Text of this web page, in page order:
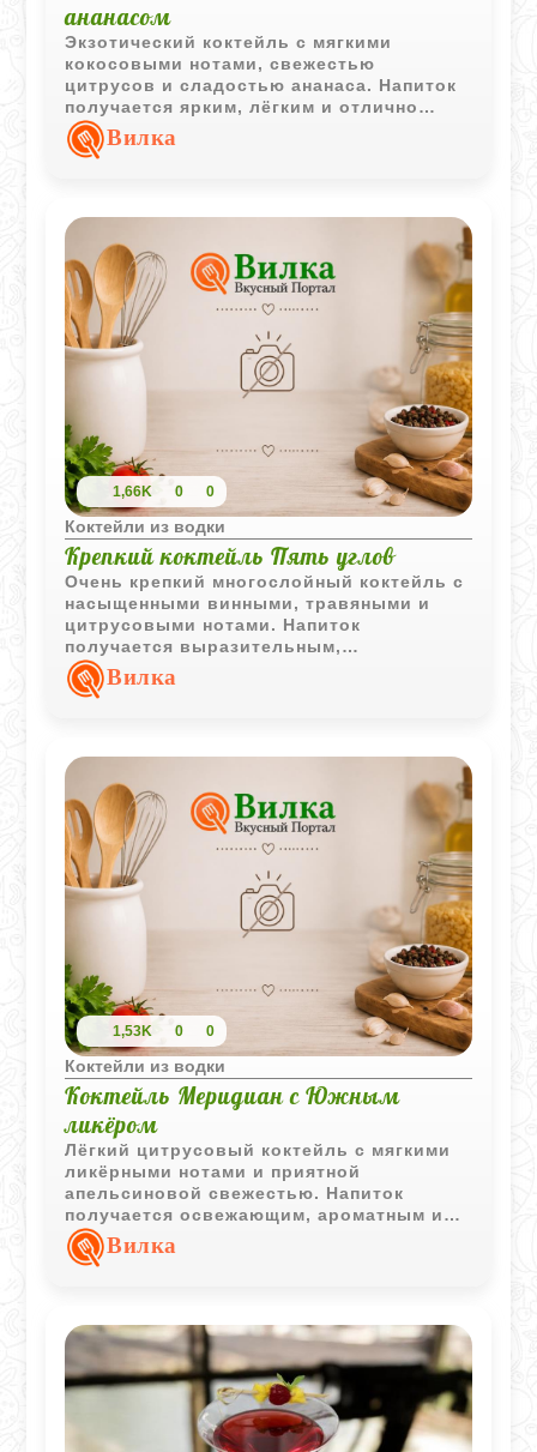
ананасом
Экзотический коктейль с мягкими
кокосовыми нотами, свежестью
цитрусов и сладостью ананаса. Напиток
получается ярким, лёгким и отлично
подходит для летней подачи.
Вилка
1,66K 0 0
Коктейли из водки
Крепкий коктейль Пять углов
Очень крепкий многослойный коктейль с
насыщенными винными, травяными и
цитрусовыми нотами. Напиток
получается выразительным,
согревающим и рассчитан на любителей
сложных алкогольных сочетаний.
Вилка
1,53K 0 0
Коктейли из водки
Коктейль Меридиан с Южным
ликёром
Лёгкий цитрусовый коктейль с мягкими
ликёрными нотами и приятной
апельсиновой свежестью. Напиток
получается освежающим, ароматным и
отлично подходит для неспешной подачи
через соломинку.
Вилка